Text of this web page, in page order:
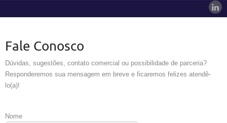
Fale Conosco
Dúvidas, sugestões, contato comercial ou possibilidade de parceria?
Responderemos sua mensagem em breve e ficaremos felizes atendê-
lo(a)!
Nome